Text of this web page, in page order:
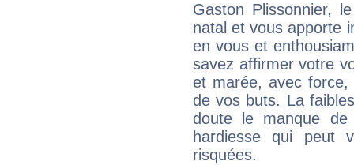
Gaston Plissonnier,
natal et vous apporte
en vous et
savez affirmer votre
et marée, avec
de vos buts. La
doute le manque
hardiesse qui peut
risquées.